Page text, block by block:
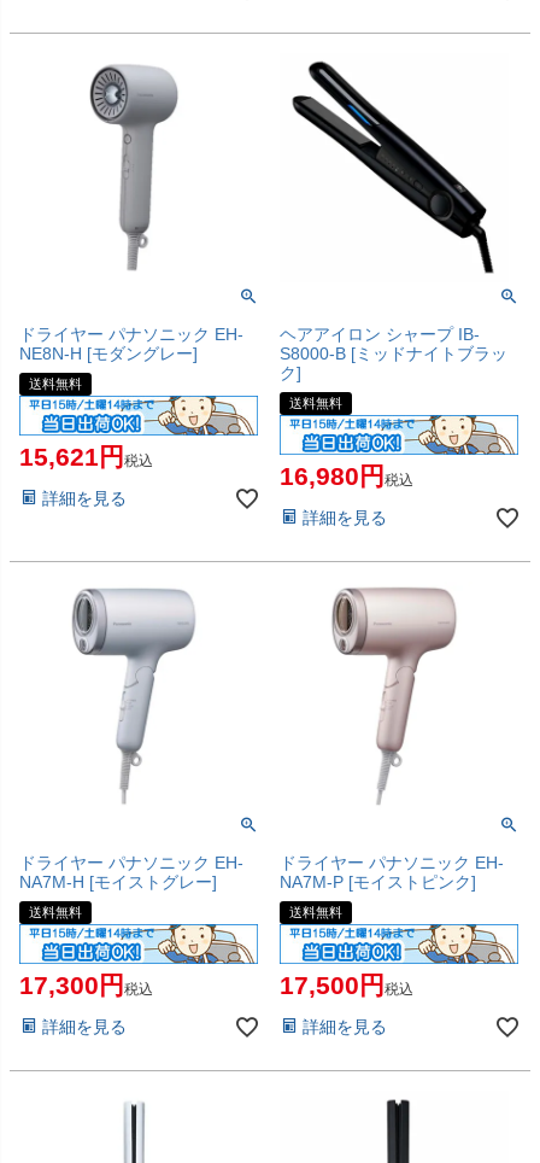
ドライヤー パナソニック EH-
NE8N-H [モダングレー]
送料無料
15,621 税込
詳細を見る
ヘアアイロン シャープ IB-
S8000-B [ミッドナイトブラッ
ク]
送料無料
16,980 税込
詳細を見る
ドライヤー パナソニック EH-
NA7M-H [モイストグレー]
送料無料
17,300 税込
詳細を見る
ドライヤー パナソニック EH-
NA7M-P [モイストピンク]
送料無料
17,500 税込
詳細を見る